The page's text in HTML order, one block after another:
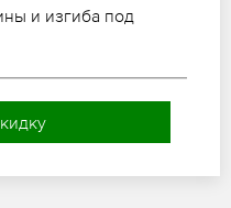
и изгиба под